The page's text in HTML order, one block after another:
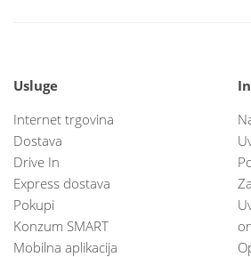
Usluge
Internet trgovina
Dostava
Drive In
Express dostava
Pokupi
Konzum SMART
Mobilna aplikacija